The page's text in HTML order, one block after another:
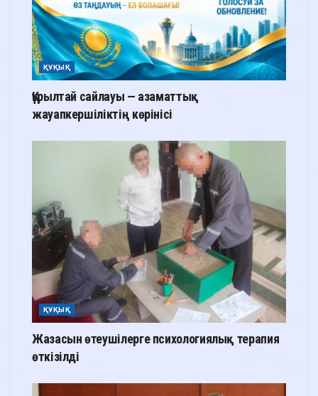
ҚҰҚЫҚ
Құрылтай сайлауы — азаматтық
жауапкершіліктің көрінісі
ҚҰҚЫҚ
Жазасын өтеушілерге психологиялық терапия
өткізілді